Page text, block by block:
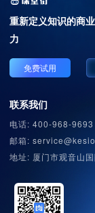
重新定义知识的商
力
免费试用
联系我们
电话: 400-968-9693
邮箱:
地址: 厦门市观音山